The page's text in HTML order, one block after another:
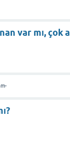
var mı, çok